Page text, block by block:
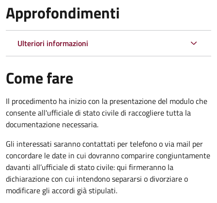
Approfondimenti
Ulteriori informazioni
Come fare
Il procedimento ha inizio con la presentazione del modulo che
consente all'ufficiale di stato civile di raccogliere tutta la
documentazione necessaria.
Gli interessati saranno contattati per telefono o via mail per
concordare le date in cui dovranno comparire congiuntamente
davanti all’ufficiale di stato civile: qui firmeranno la
dichiarazione con cui intendono separarsi o divorziare o
modificare gli accordi già stipulati.